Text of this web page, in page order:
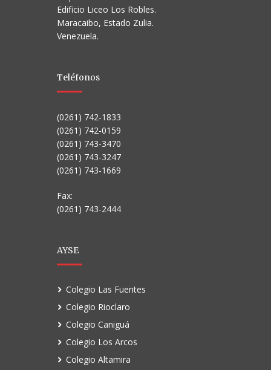
Edificio Liceo Los Robles.
Maracaibo, Estado Zulia.
Venezuela.
Teléfonos
(0261) 742-1833
(0261) 742-0159
(0261) 743-3470
(0261) 743-3247
(0261) 743-1669
Fax:
(0261) 743-2444
AYSE
Colegio Las Fuentes
Colegio Rioclaro
Colegio Caniguá
Colegio Los Arcos
Colegio Altamira